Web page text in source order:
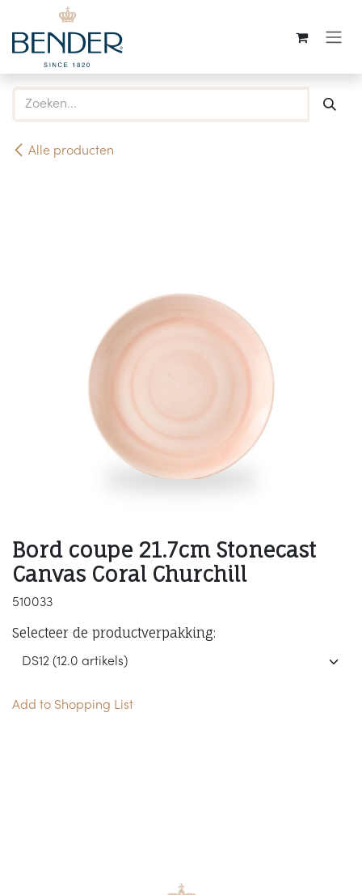
Overslaan naar inhoud
Alle producten
Bord coupe 21.7cm Stonecast
Canvas Coral Churchill
510033
Selecteer de productverpakking:
Add to Shopping List